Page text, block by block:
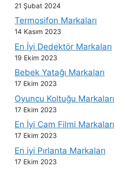
21 Şubat 2024
Termosifon Markaları
14 Kasım 2023
En İyi Dedektör Markaları
19 Ekim 2023
Bebek Yatağı Markaları
17 Ekim 2023
Oyuncu Koltuğu Markaları
17 Ekim 2023
En İyi Cam Filmi Markaları
17 Ekim 2023
En iyi Pırlanta Markaları
17 Ekim 2023